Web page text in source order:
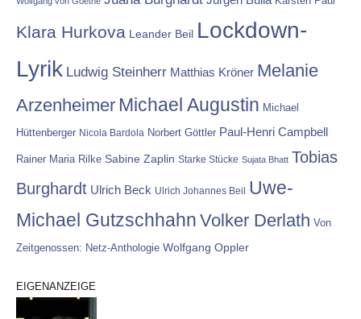
Klara Hurkova Leander Beil Lockdown-
Lyrik Ludwig Steinherr Matthias Kröner Melanie
Arzenheimer Michael Augustin Michael
Hüttenberger Nicola Bardola Norbert Göttler Paul-Henri Campbell
Rainer Maria Rilke Sabine Zaplin Starke Stücke Sujata Bhatt Tobias
Burghardt Ulrich Beck Ulrich Johannes Beil Uwe-
Michael Gutzschhahn Volker Derlath Von
Zeitgenossen: Netz-Anthologie Wolfgang Oppler
EIGENANZEIGE